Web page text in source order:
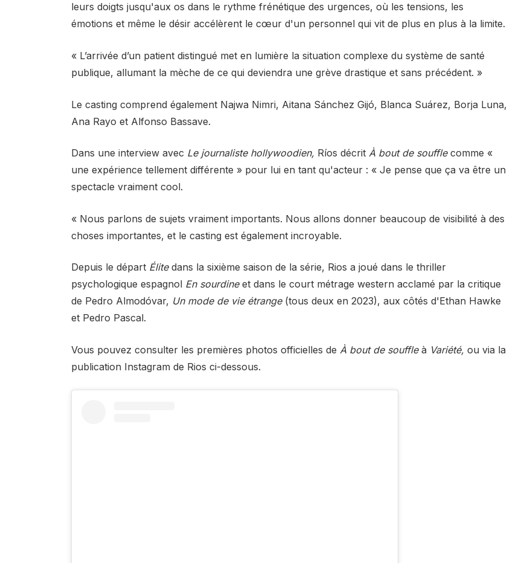
leurs doigts jusqu'aux os dans le rythme frénétique des urgences, où les tensions, les
émotions et même le désir accélèrent le cœur d'un personnel qui vit de plus en plus à la limite.
« L’arrivée d’un patient distingué met en lumière la situation complexe du système de santé
publique, allumant la mèche de ce qui deviendra une grève drastique et sans précédent. »
Le casting comprend également Najwa Nimri, Aitana Sánchez Gijó, Blanca Suárez, Borja Luna,
Ana Rayo et Alfonso Bassave.
Dans une interview avec Le journaliste hollywoodien, Ríos décrit À bout de souffle comme «
une expérience tellement différente » pour lui en tant qu'acteur : « Je pense que ça va être un
spectacle vraiment cool.
« Nous parlons de sujets vraiment importants. Nous allons donner beaucoup de visibilité à des
choses importantes, et le casting est également incroyable.
Depuis le départ Élite dans la sixième saison de la série, Rios a joué dans le thriller
psychologique espagnol En sourdine et dans le court métrage western acclamé par la critique
de Pedro Almodóvar, Un mode de vie étrange(tous deux en 2023), aux côtés d'Ethan Hawke
et Pedro Pascal.
Vous pouvez consulter les premières photos officielles de À bout de souffle à Variété, ou via la
publication Instagram de Rios ci-dessous.